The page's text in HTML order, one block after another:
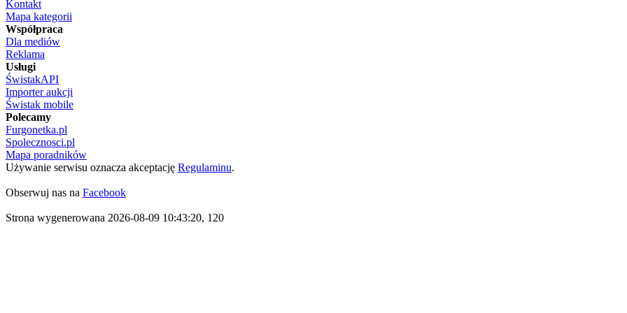
Kontakt
Mapa kategorii
Współpraca
Dla mediów
Reklama
Usługi
ŚwistakAPI
Importer aukcji
Świstak mobile
Polecamy
Furgonetka.pl
Spolecznosci.pl
Mapa poradników
Używanie serwisu oznacza akceptację Regulaminu.
Obserwuj nas na Facebook
Strona wygenerowana 2026-08-09 10:43:20, 120